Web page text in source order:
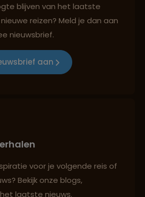
mét indivuele vrijheid
reisroutes
voor mens, cultuur en milieu
blijven van het laatste
reizen? Meld je dan aan
nieuwsbrief.
aan
voor je volgende reis of
Bekijk onze blogs,
laatste nieuws.